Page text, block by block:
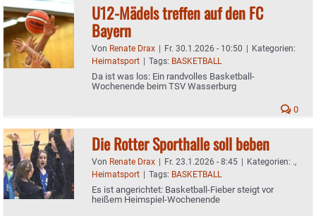
U12-Mädels treffen auf den FC
Bayern
Von Renate Drax | Fr. 30.1.2026 - 10:50 | Kategorien:
Heimatsport | Tags: BASKETBALL
Da ist was los: Ein randvolles Basketball-
Wochenende beim TSV Wasserburg
0
Die Rotter Sporthalle soll beben
Von Renate Drax | Fr. 23.1.2026 - 8:45 | Kategorien: .,
Heimatsport | Tags: BASKETBALL
Es ist angerichtet: Basketball-Fieber steigt vor
heißem Heimspiel-Wochenende